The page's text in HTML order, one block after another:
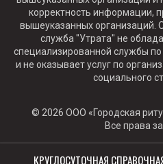
корректность информации,
вышеуказанных организаций.
служба "Утрата" не
специализированной службы
и не оказывает услуг по
социального
© 2026 ООО «Городская
Все права
КРУГЛОСУТОЧНАЯ